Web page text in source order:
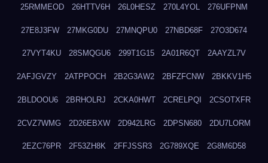
25RMMEOD 26HTTV6H 26L0HESZ 270L4YOL 276UFPNM
27E8J3FW 27MKG0DU 27MNQPU0 27NBD68F 27O3D674
27VYT4KU 28SMQGU6 299T1G15 2A01R6QT 2AAYZL7V
2AFJGVZY 2ATPPOCH 2B2G3AW2 2BFZFCNW 2BKKV1H5
2BLDOOU6 2BRHOLRJ 2CKA0HWT 2CRELPQI 2CSOTXFR
2CVZ7WMG 2D26EBXW 2D942LRG 2DPSN680 2DU7LORM
2EZC76PR 2F53ZH8K 2FFJSSR3 2G789XQE 2G8M6D58